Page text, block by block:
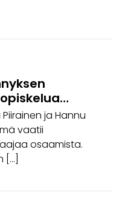
ja Hannu
vaatii
osaamista.
[…]